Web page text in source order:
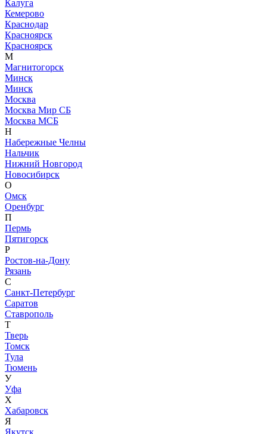
Калуга
Кемерово
Краснодар
Красноярск
Красноярск
М
Магнитогорск
Минск
Минск
Москва
Москва Мир СБ
Москва МСБ
Н
Набережные Челны
Нальчик
Нижний Новгород
Новосибирск
О
Омск
Оренбург
П
Пермь
Пятигорск
Р
Ростов-на-Дону
Рязань
С
Санкт-Петербург
Саратов
Ставрополь
Т
Тверь
Томск
Тула
Тюмень
У
Уфа
Х
Хабаровск
Я
Якутск